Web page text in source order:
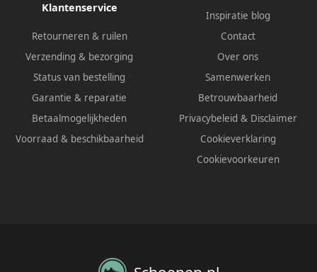
Klantenservice
Retourneren & ruilen
Verzending & bezorging
Status van bestelling
Garantie & reparatie
Betaalmogelijkheden
Voorraad & beschikbaarheid
Inspiratie blog
Contact
Over ons
Samenwerken
Betrouwbaarheid
Privacybeleid & Disclaimer
Cookieverklaring
Cookievoorkeuren